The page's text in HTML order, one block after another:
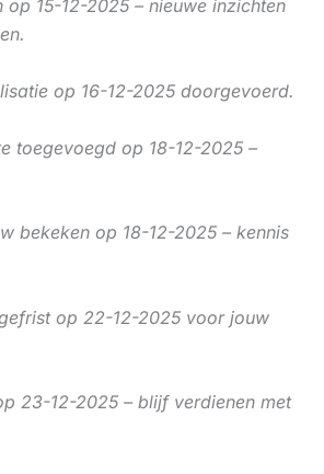
op 15-12-2025 – nieuwe inzichten
op 16-12-2025 doorgevoerd.
toegevoegd op 18-12-2025 –
bekeken op 18-12-2025 – kennis
op 22-12-2025 voor jouw
23-12-2025 – blijf verdienen met